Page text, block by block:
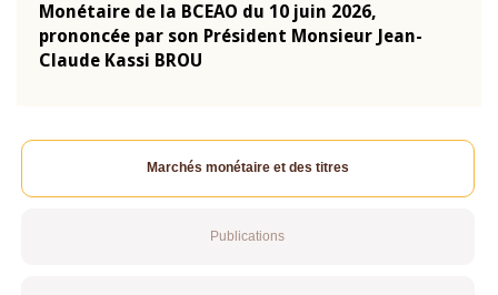
Monétaire de la BCEAO du 10 juin 2026,
prononcée par son Président Monsieur Jean-
Claude Kassi BROU
Marchés monétaire et des titres
Publications